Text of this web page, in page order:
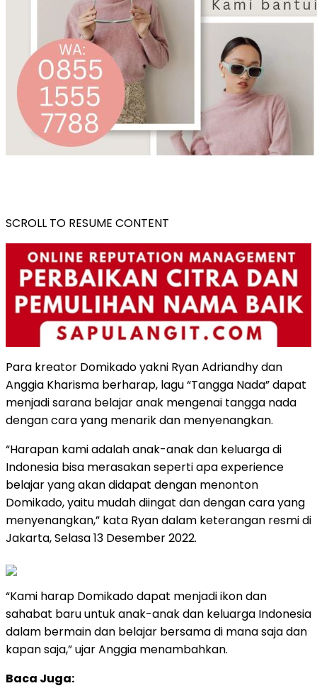
SCROLL TO RESUME CONTENT
Para kreator Domikado yakni Ryan Adriandhy dan
Anggia Kharisma berharap, lagu “Tangga Nada” dapat
menjadi sarana belajar anak mengenai tangga nada
dengan cara yang menarik dan menyenangkan.
“Harapan kami adalah anak-anak dan keluarga di
Indonesia bisa merasakan seperti apa experience
belajar yang akan didapat dengan menonton
Domikado, yaitu mudah diingat dan dengan cara yang
menyenangkan,” kata Ryan dalam keterangan resmi di
Jakarta, Selasa 13 Desember 2022.
“Kami harap Domikado dapat menjadi ikon dan
sahabat baru untuk anak-anak dan keluarga Indonesia
dalam bermain dan belajar bersama di mana saja dan
kapan saja,” ujar Anggia menambahkan.
Baca Juga: